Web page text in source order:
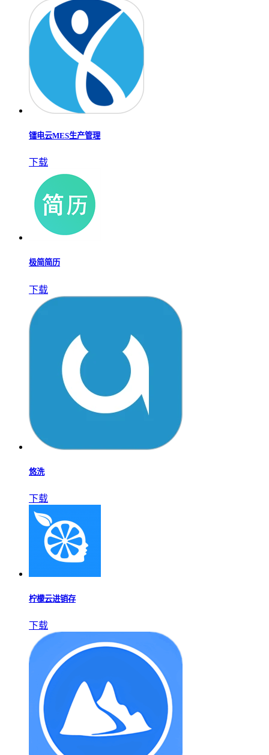
镭电云MES生产管理
下载
极简简历
下载
悠洗
下载
柠檬云进销存
下载